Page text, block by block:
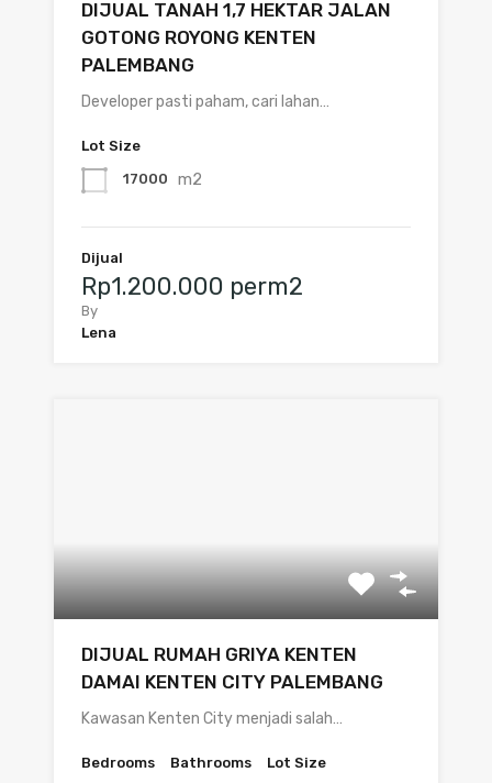
DIJUAL TANAH 1,7 HEKTAR JALAN
GOTONG ROYONG KENTEN
PALEMBANG
Developer pasti paham, cari lahan…
Lot Size
17000 m2
Dijual
Rp1.200.000 perm2
By
Lena
DIJUAL RUMAH GRIYA KENTEN
DAMAI KENTEN CITY PALEMBANG
Kawasan Kenten City menjadi salah…
Bedrooms Bathrooms Lot Size